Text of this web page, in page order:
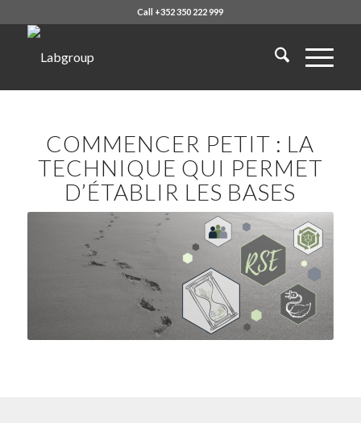
Call +352 350 222 999
COMMENCER PETIT : LA
TECHNIQUE QUI PERMET
D’ÉTABLIR LES BASES